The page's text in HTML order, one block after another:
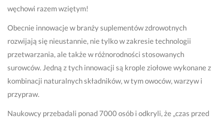
węchowi razem wziętym!
Obecnie innowacje w branży suplementów zdrowotnych
rozwijają się nieustannie, nie tylko w zakresie technologii
przetwarzania, ale także w różnorodności stosowanych
surowców. Jedną z tych innowacji są krople ziołowe wykonane z
kombinacji naturalnych składników, w tym owoców, warzyw i
przypraw.
Naukowcy przebadali ponad 7000 osób i odkryli, że „czas przed